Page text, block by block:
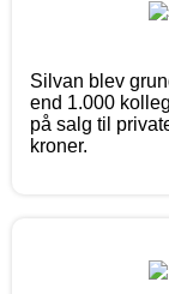
Silvan blev
end 1.000
på salg til
kroner.